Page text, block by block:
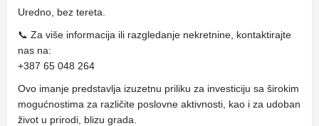
Uredno, bez tereta.
📞 Za više informacija ili razgledanje nekretnine, kontaktirajte
nas na:
+387 65 048 264
Ovo imanje predstavlja izuzetnu priliku za investiciju sa širokim
mogućnostima za različite poslovne aktivnosti, kao i za udoban
život u prirodi, blizu grada.